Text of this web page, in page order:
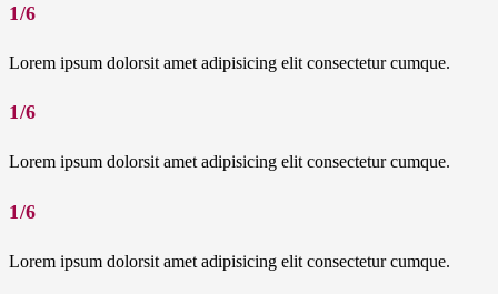
1/6
Lorem ipsum dolorsit amet adipisicing elit consectetur cumque.
1/6
Lorem ipsum dolorsit amet adipisicing elit consectetur cumque.
1/6
Lorem ipsum dolorsit amet adipisicing elit consectetur cumque.